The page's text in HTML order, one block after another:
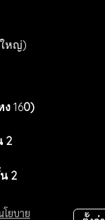
หญ่)
ง 160)
2
2
โยบาย